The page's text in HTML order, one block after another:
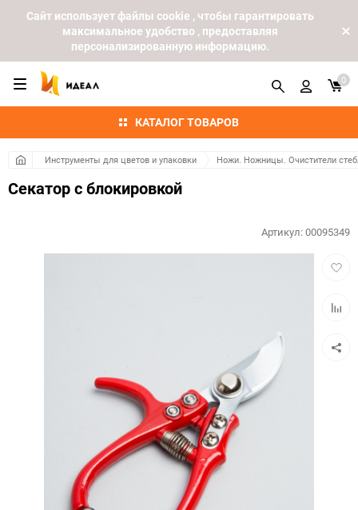
Cайт использует файлы cookie , чтобы гарантировать
максимальное удобство , предоставляя
персонализированную информацию.
КАТАЛОГ ТОВАРОВ
0
Инструменты для цветов и упаковки Ножи. Ножницы. Очистители
Секатор с блокировкой
Артикул:00095349